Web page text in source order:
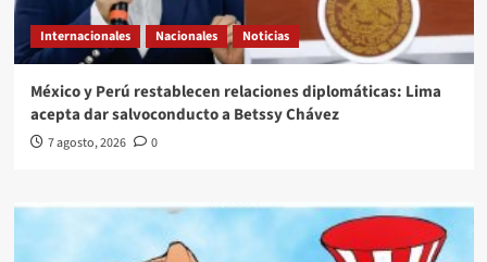
Internacionales Nacionales Noticias
México y Perú restablecen relaciones diplomáticas: Lima
acepta dar salvoconducto a Betssy Chávez
7 agosto, 2026 0